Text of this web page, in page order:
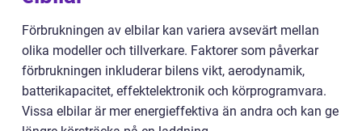
Förbrukningen av elbilar kan variera avsevärt mellan
olika modeller och tillverkare. Faktorer som påverkar
förbrukningen inkluderar bilens vikt, aerodynamik,
batterikapacitet, effektelektronik och körprogramvara.
Vissa elbilar är mer energieffektiva än andra och kan ge